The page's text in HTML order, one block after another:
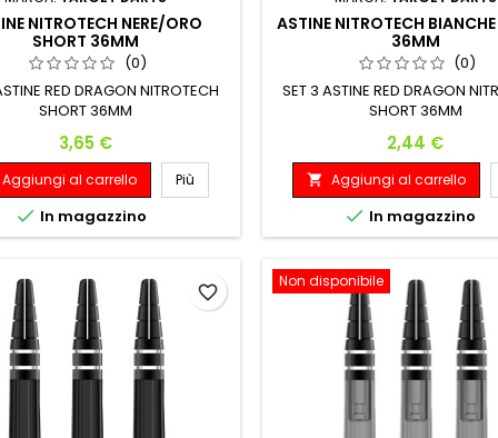
NITROTECH NERE/ORO
SHORT 36MM
(0)
RED DRAGON NITROTECH
SHORT 36MM
Prezzo
3,65 €
Aggiungi al carrello Più
 In magazzino
ASTINE NITROTECH
36MM
(0)
SET 3 ASTINE RED DRAGON
SHORT 36MM
Prezzo
2,44 €
 Aggiungi al carrello
 In magazzino
favorite_border
Non disponibile